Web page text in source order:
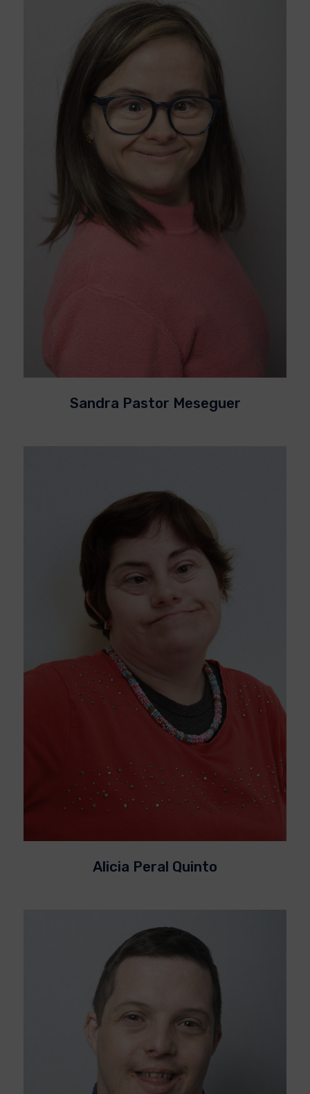
Sandra Pastor Meseguer
Alicia Peral Quinto